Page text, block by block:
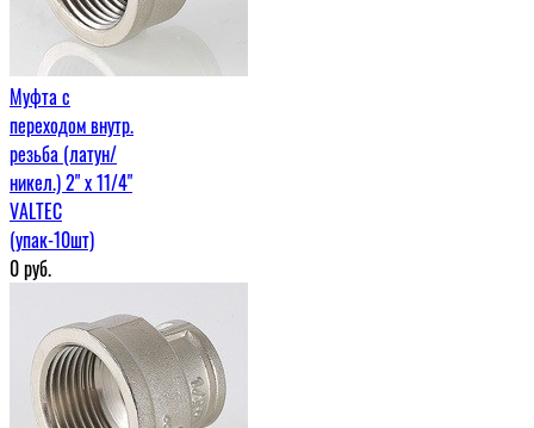
Муфта c
переходом внутр.
резьба (латун/
никел.) 2" х 11/4"
VALTEC
(упак-10шт)
0руб.